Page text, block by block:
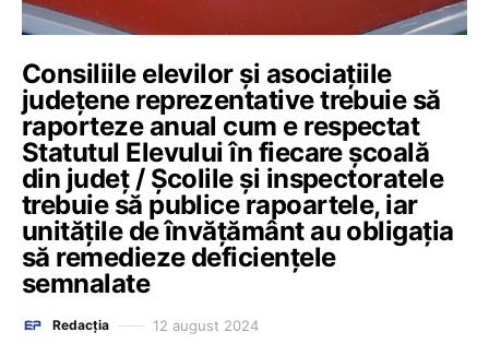
Consiliile elevilor și asociațiile
județene reprezentative trebuie să
raporteze anual cum e respectat
Statutul Elevului în fiecare școală
din județ / Școlile și inspectoratele
trebuie să publice rapoartele, iar
unitățile de învățământ au obligația
să remedieze deficiențele
semnalate
Redacția 12 august 2024